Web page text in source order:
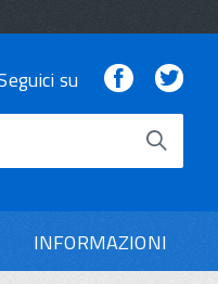
su Facebook
INFORMAZIONI